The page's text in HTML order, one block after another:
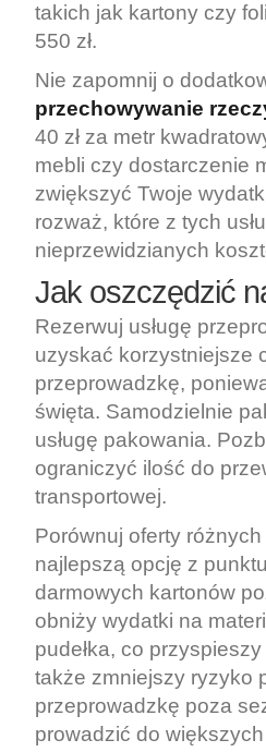
takich jak kartony czy
550 zł.
Nie zapomnij o
przechowywanie
40 zł za metr
mebli czy dostarczenie
zwiększyć Twoje
rozważ, które z tych
nieprzewidzianych
Jak oszczędzić
Rezerwuj usługę
uzyskać korzystniejsze
przeprowadzkę,
święta. Samodzielnie
usługę pakowania.
ograniczyć ilość do
transportowej.
Porównuj oferty
najlepszą opcję z
darmowych kartonów
obniży wydatki na
pudełka, co
także zmniejszy ryzyko
przeprowadzkę poza
prowadzić do